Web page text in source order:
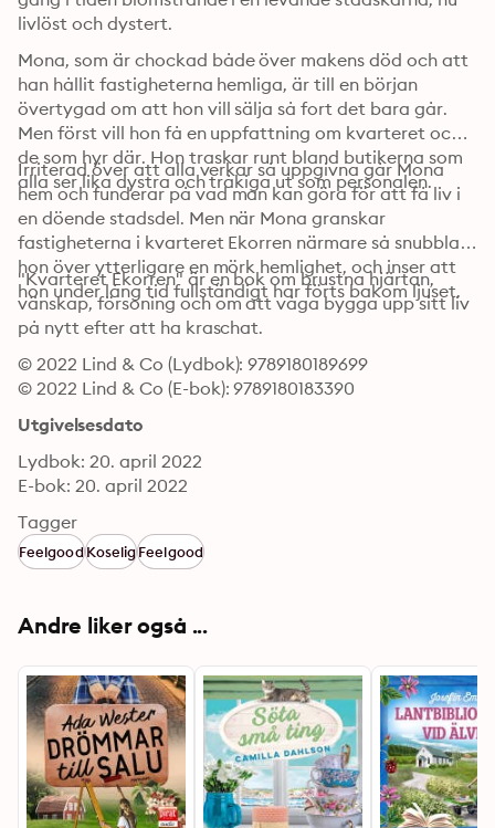
livlöst och dystert.
Mona, som är chockad både över makens död och att
han hållit fastigheterna hemliga, är till en början
övertygad om att hon vill sälja så fort det bara går.
Men först vill hon få en uppfattning om kvarteret och
de som hyr där. Hon traskar runt bland butikerna som
alla ser lika dystra och tråkiga ut som personalen.
Irriterad över att alla verkar så uppgivna går Mona
hem och funderar på vad man kan göra för att få liv i
en döende stadsdel. Men när Mona granskar
fastigheterna i kvarteret Ekorren närmare så snubblar
hon över ytterligare en mörk hemlighet, och inser att
hon under lång tid fullständigt har förts bakom ljuset.
"Kvarteret Ekorren" är en bok om brustna hjärtan,
vänskap, försoning och om att våga bygga upp sitt liv
på nytt efter att ha kraschat.
© 2022 Lind & Co (Lydbok): 9789180189699
© 2022 Lind & Co (E-bok): 9789180183390
Utgivelsesdato
Lydbok: 20. april 2022
E-bok: 20. april 2022
Tagger
FeelgoodKoseligFeelgood
Andre liker også ...